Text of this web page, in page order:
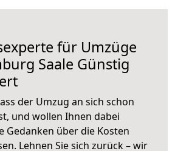
für Umzüge
Saale Günstig
der Umzug an sich schon
und wollen Ihnen dabei
Gedanken über die Kosten
Lehnen Sie sich zurück – wir